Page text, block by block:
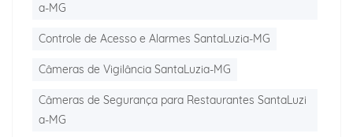
a-MG
Controle de Acesso e Alarmes SantaLuzia-MG
Câmeras de Vigilância SantaLuzia-MG
Câmeras de Segurança para Restaurantes SantaLuzi
a-MG